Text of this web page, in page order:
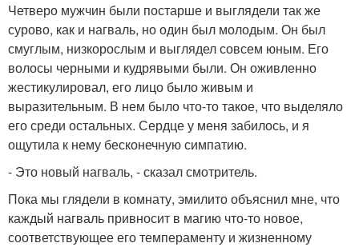
Четверо мужчин были постарше и выглядели так же
сурово, как и нагваль, но один был молодым. Он был
смуглым, низкорослым и выглядел совсем юным. Его
волосы черными и кудрявыми были. Он оживленно
жестикулировал, его лицо было живым и
выразительным. В нем было что-то такое, что выделяло
его среди остальных. Сердце у меня забилось, и я
ощутила к нему бесконечную симпатию.
- Это новый нагваль, - сказал смотритель.
Пока мы глядели в комнату, эмилито объяснил мне, что
каждый нагваль привносит в магию что-то новое,
соответствующее его темпераменту и жизненному